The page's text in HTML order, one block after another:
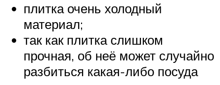
плитка очень холодный
материал;
так как плитка слишком
прочная, об неё может случайно
разбиться какая-либо посуда